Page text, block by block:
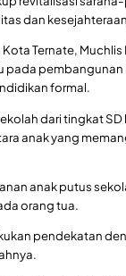
dan
Ternate,
pada
formal.
dari tingkat
anak yang
anak putus
orang tua.
pendekatan